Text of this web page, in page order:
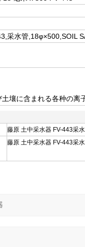
采水管,18φ×500,SOIL
壤に含まれる各种の离
藤原 土中采水器 FV-443采
藤原 土中采水器 FV-443采